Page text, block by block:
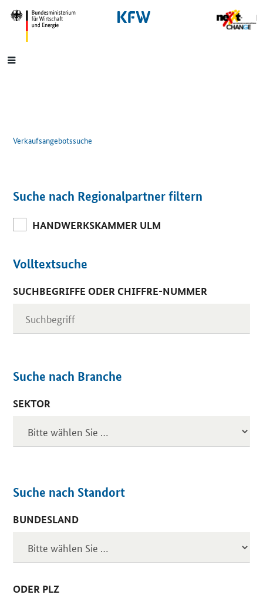
SrOnlyNavigation
Hauptmenü
Verkaufsangebotssuche
Suche nach Regionalpartner filtern
HANDWERKSKAMMER ULM
Volltextsuche
SUCHBEGRIFFE ODER CHIFFRE-NUMMER
Suche nach Branche
SEKTOR
Suche nach Standort
BUNDESLAND
ODER PLZ